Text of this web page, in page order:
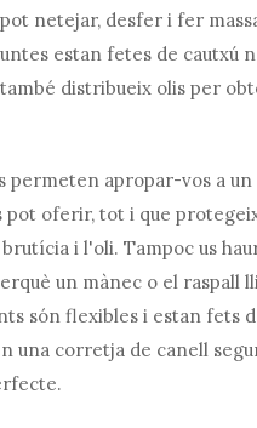
netejar, desfer i fer
estan fetes de cautxú
distribueix olis per
permeten apropar-vos a un
pot oferir, tot i que
i l'oli. Tampoc us
un mànec o el raspall
són flexibles i estan fets
una corretja de canell